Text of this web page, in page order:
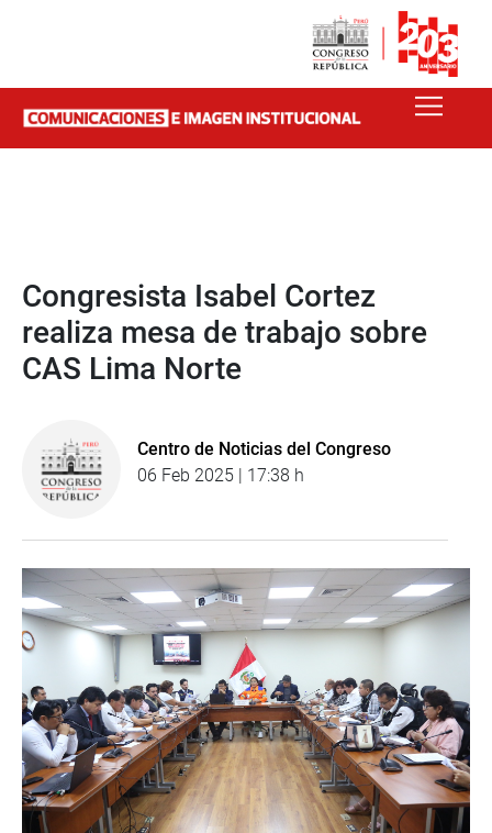
Congresista Isabel Cortez
realiza mesa de trabajo sobre
CAS Lima Norte
Centro de Noticias del Congreso
06 Feb 2025 | 17:38 h